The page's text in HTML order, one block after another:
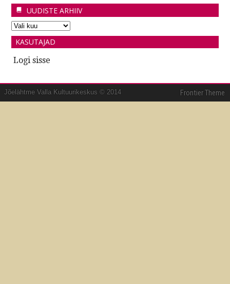
UUDISTE ARHIIV
KASUTAJAD
Logi sisse
Jõelähtme Valla Kultuurikeskus © 2014 Frontier Theme